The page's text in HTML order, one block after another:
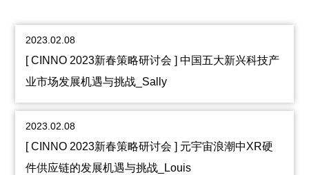
2023.02.08
[ CINNO 2023新春策略研讨会 ] 中国五大新兴科技产
业市场发展机遇与挑战_Sally
2023.02.08
[ CINNO 2023新春策略研讨会 ] 元宇宙浪潮中XR硬
件供应链的发展机遇与挑战_Louis